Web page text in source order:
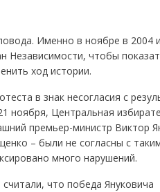
Именно в ноябре в 2004
Независимости, чтобы
ход истории.
в знак несогласия с
ноября, Центральная
премьер-министр Виктор
– были не согласны с
много нарушений.
что победа Януковича